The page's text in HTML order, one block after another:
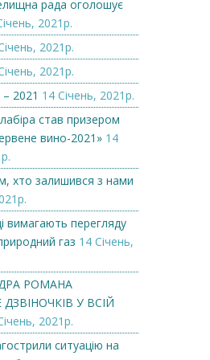
рада оголошує
2021р.
2021р.
2021р.
2021 14 Січень, 2021р.
став призером
вино-2021» 14
хто залишився з нами
вимагають перегляду
газ 14 Січень,
РОМАНА
У ВСІЙ
2021р.
ситуацію на